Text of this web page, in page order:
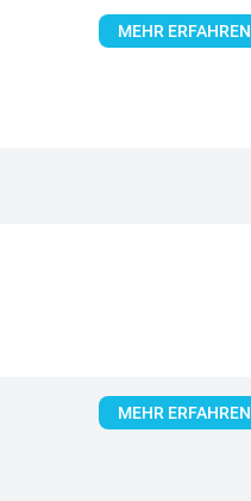
MEHR ERFAHREN
MEHR ERFAHREN